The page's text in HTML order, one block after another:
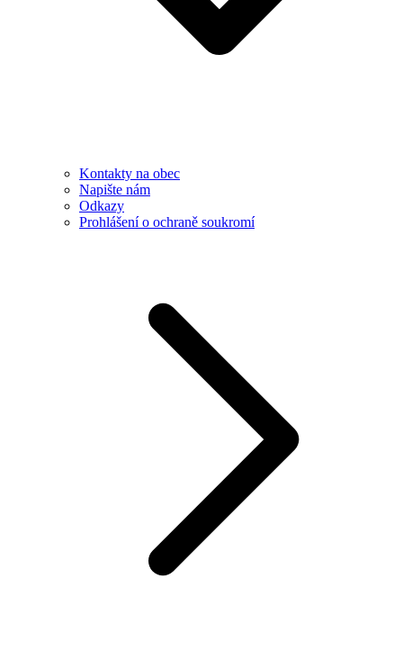
Kontakty na obec
Napište nám
Odkazy
Prohlášení o ochraně soukromí